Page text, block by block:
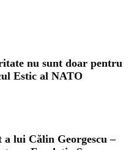
nu sunt doar pentru
Estic al NATO
lui Călin Georgescu –